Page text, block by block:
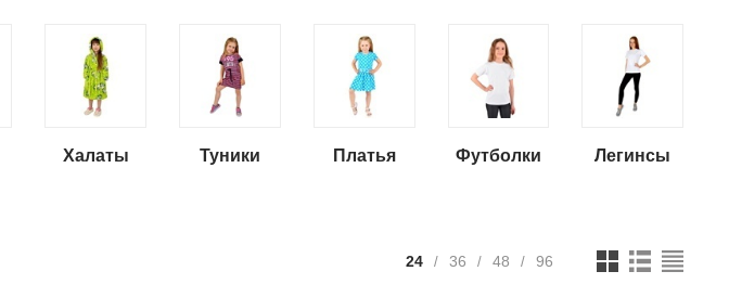
Халаты Туники Платья Футболки Легинсы
24 / 36 / 48 / 96